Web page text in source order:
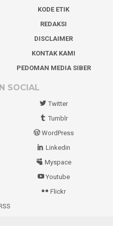
KODE ETIK
REDAKSI
DISCLAIMER
KONTAK KAMI
PEDOMAN MEDIA SIBER
SOCIAL
Twitter
Tumblr
WordPress
Linkedin
Myspace
Youtube
Flickr